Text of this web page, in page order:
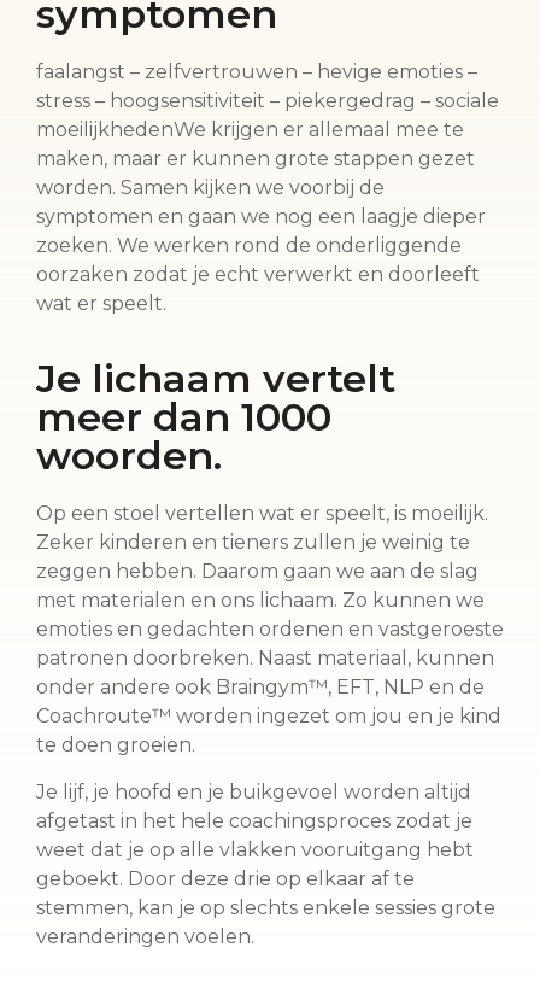
symptomen
faalangst – zelfvertrouwen – hevige emoties –
stress – hoogsensitiviteit – piekergedrag – sociale
moeilijkhedenWe krijgen er allemaal mee te
maken, maar er kunnen grote stappen gezet
worden. Samen kijken we voorbij de
symptomen en gaan we nog een laagje dieper
zoeken. We werken rond de onderliggende
oorzaken zodat je echt verwerkt en doorleeft
wat er speelt.
Je lichaam vertelt
meer dan 1000
woorden.
Op een stoel vertellen wat er speelt, is moeilijk.
Zeker kinderen en tieners zullen je weinig te
zeggen hebben. Daarom gaan we aan de slag
met materialen en ons lichaam. Zo kunnen we
emoties en gedachten ordenen en vastgeroeste
patronen doorbreken. Naast materiaal, kunnen
onder andere ook Braingym™, EFT, NLP en de
Coachroute™ worden ingezet om jou en je kind
te doen groeien.
Je lijf, je hoofd en je buikgevoel worden altijd
afgetast in het hele coachingsproces zodat je
weet dat je op alle vlakken vooruitgang hebt
geboekt. Door deze drie op elkaar af te
stemmen, kan je op slechts enkele sessies grote
veranderingen voelen.